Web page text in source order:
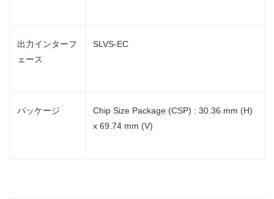
出力インターフ
ェース
SLVS-EC
パッケージ
Chip Size Package (CSP) : 30.36 mm (H)
x 69.74 mm (V)